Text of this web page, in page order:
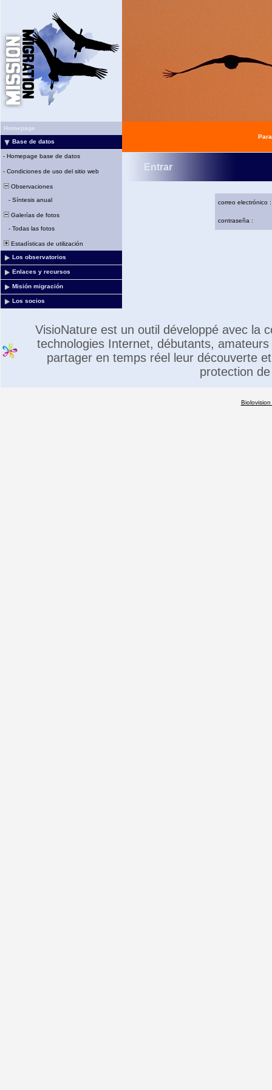
Homepage
Base de datos
- Homepage base de datos
- Condiciones de uso del sitio web
Observaciones
- Síntesis anual
Galerías de fotos
- Todas las fotos
Estadísticas de utilización
Los observatorios
Enlaces y recursos
Misión migración
Los socios
Entrar
correo electrónico :
contraseña :
VisioNature est un outil développé avec la
technologies Internet, débutants,
partager en temps réel leur découverte
protection
Biolovision